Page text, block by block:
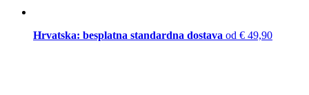
Hrvatska: besplatna standardna dostava od € 49,90